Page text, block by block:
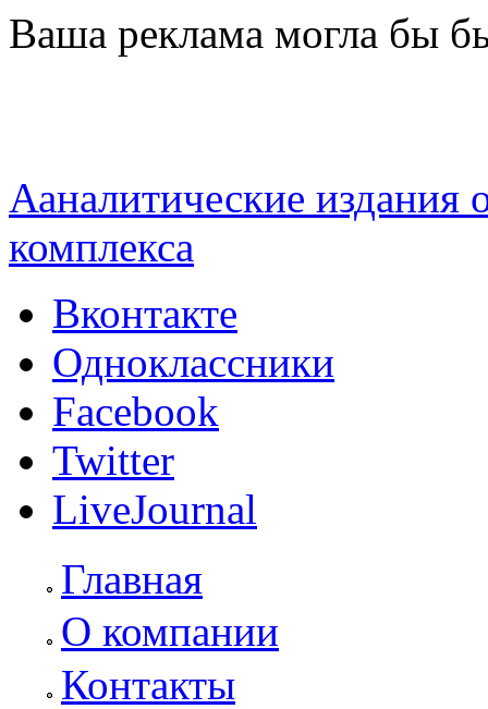
Перейти к основному содержанию
Ваша реклама могла бы
Ааналитические
комплекса
Вконтакте
Одноклассники
Facebook
Twitter
LiveJournal
Главная
О компании
Контакты